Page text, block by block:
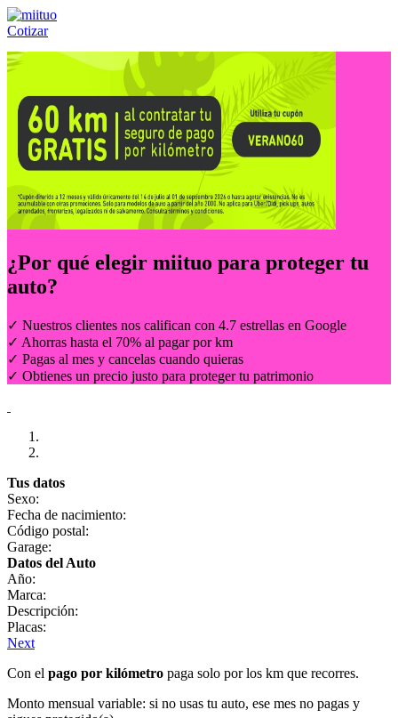
Cotizar
Llámanos al:(55) 84-21-05-00 ó
¿Por qué elegir miituo para proteger tu
auto?
✓ Nuestros clientes nos califican con 4.7 estrellas en Google
✓ Ahorras hasta el 70% al pagar por km
✓ Pagas al mes y cancelas cuando quieras
✓ Obtienes un precio justo para proteger tu patrimonio
Tus datos
Sexo:
Fecha de nacimiento:
Código postal:
Garage:
Datos del Auto
Año:
Marca:
Descripción:
Placas:
Next
Con el pago por kilómetro paga solo por los km que recorres.
Monto mensual variable: si no usas tu auto, ese mes no pagas y